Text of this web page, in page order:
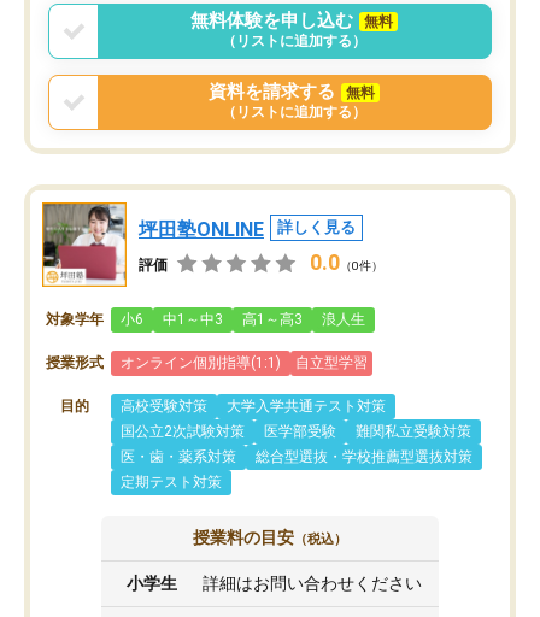
無料体験を申し込む
無料
（リストに追加する）
資料を請求する
無料
（リストに追加する）
坪田塾ONLINE 詳しく見る
評価 0.0 （0件）
対象学年 小6 中1～中3 高1～高3 浪人生
授業形式 オンライン個別指導(1:1) 自立型学習
目的 高校受験対策
大学入学共通テスト対策
国公立2次試験対策
医学部受験
難関私立受験対策
医・歯・薬系対策
総合型選抜・学校推薦型選抜対策
定期テスト対策
授業料の目安 （税込）
小学生 詳細はお問い合わせください